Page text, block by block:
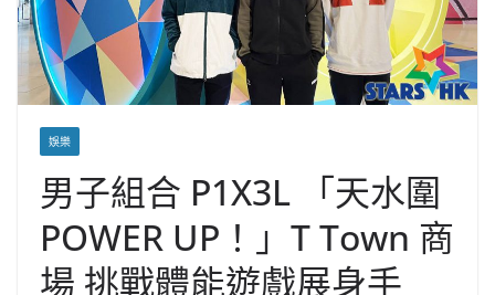
娛樂
男子組合 P1X3L 「天水圍
POWER UP！」T Town 商
場 挑戰體能遊戲展身手